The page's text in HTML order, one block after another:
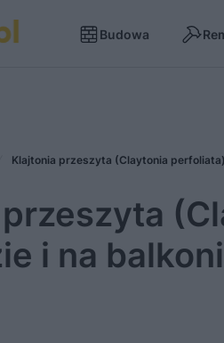
Budowa
Klajtonia przeszyta (Claytonia
i na